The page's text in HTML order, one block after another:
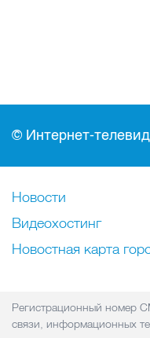
© Интернет-
Новости
Видеохостинг
Новостная карта
Регистрационный номер
связи, информационных